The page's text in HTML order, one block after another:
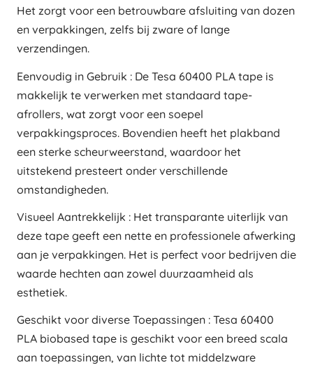
Het zorgt voor een betrouwbare afsluiting van dozen
en verpakkingen, zelfs bij zware of lange
verzendingen.
Eenvoudig in Gebruik : De Tesa 60400 PLA tape is
makkelijk te verwerken met standaard tape-
afrollers, wat zorgt voor een soepel
verpakkingsproces. Bovendien heeft het plakband
een sterke scheurweerstand, waardoor het
uitstekend presteert onder verschillende
omstandigheden.
Visueel Aantrekkelijk : Het transparante uiterlijk van
deze tape geeft een nette en professionele afwerking
aan je verpakkingen. Het is perfect voor bedrijven die
waarde hechten aan zowel duurzaamheid als
esthetiek.
Geschikt voor diverse Toepassingen : Tesa 60400
PLA biobased tape is geschikt voor een breed scala
aan toepassingen, van lichte tot middelzware